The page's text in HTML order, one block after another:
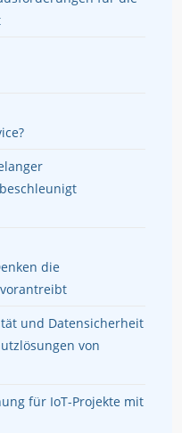
die
und Datensicherheit
von
für IoT-Projekte mit